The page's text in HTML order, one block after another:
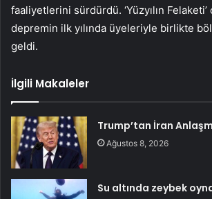
faaliyetlerini sürdürdü. ‘Yüzyılın
depremin ilk yılında üyeleriyle birlikte
geldi.
İlgili Makaleler
Trump’tan İran
Ağustos 8, 2026
Su altında zeybek